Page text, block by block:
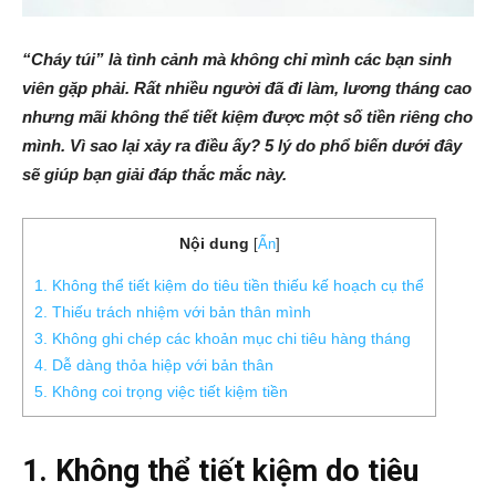
“Cháy túi” là tình cảnh mà không chỉ mình các bạn sinh
viên gặp phải. Rất nhiều người đã đi làm, lương tháng cao
nhưng mãi không thể tiết kiệm được một số tiền riêng cho
mình. Vì sao lại xảy ra điều ấy? 5 lý do phổ biến dưới đây
sẽ giúp bạn giải đáp thắc mắc này.
Nội dung [Ẩn]
1. Không thể tiết kiệm do tiêu tiền thiếu kế hoạch cụ thể
2. Thiếu trách nhiệm với bản thân mình
3. Không ghi chép các khoản mục chi tiêu hàng tháng
4. Dễ dàng thỏa hiệp với bản thân
5. Không coi trọng việc tiết kiệm tiền
1. Không thể tiết kiệm do tiêu